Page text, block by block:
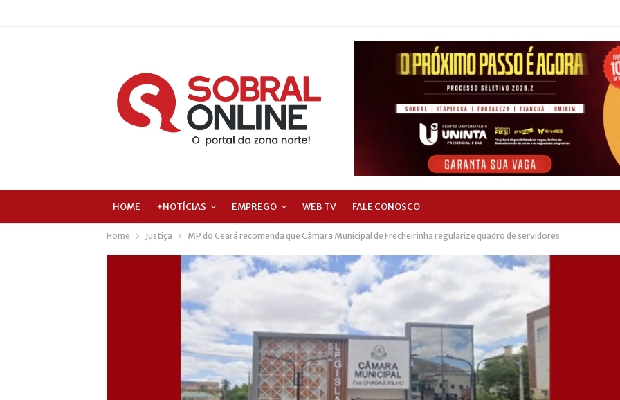
HOME +NOTÍCIAS EMPREGO WEB TV FALE CONOSCO
Home Justiça MP do Ceará recomenda que Câmara Municipal de Frecheirinha regularize quadro de servidores